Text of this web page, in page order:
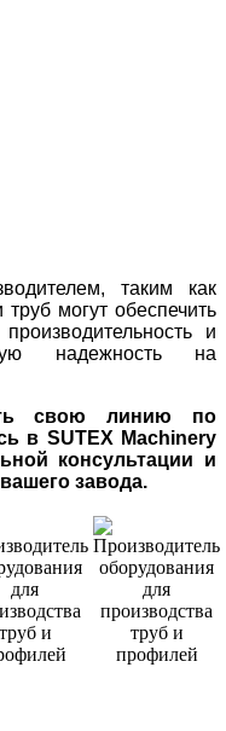
таким как
могут обеспечить
и
надежность на
свою линию по
в SUTEX Machinery
консультации и
завода.